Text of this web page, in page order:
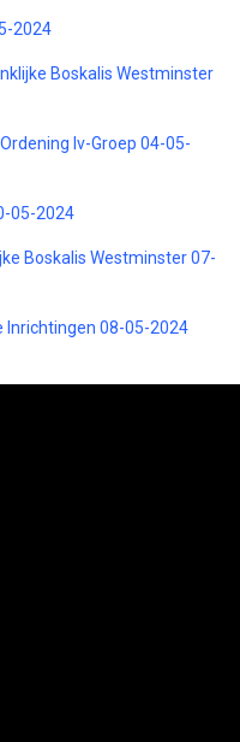
2024
Boskalis Westminster
Iv-Groep 04-05-
05-2024
Boskalis Westminster 07-
Inrichtingen 08-05-2024